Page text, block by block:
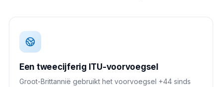
Een tweecijferig ITU-voorvoegsel
Groot-Brittannië gebruikt het voorvoegsel +44 sinds